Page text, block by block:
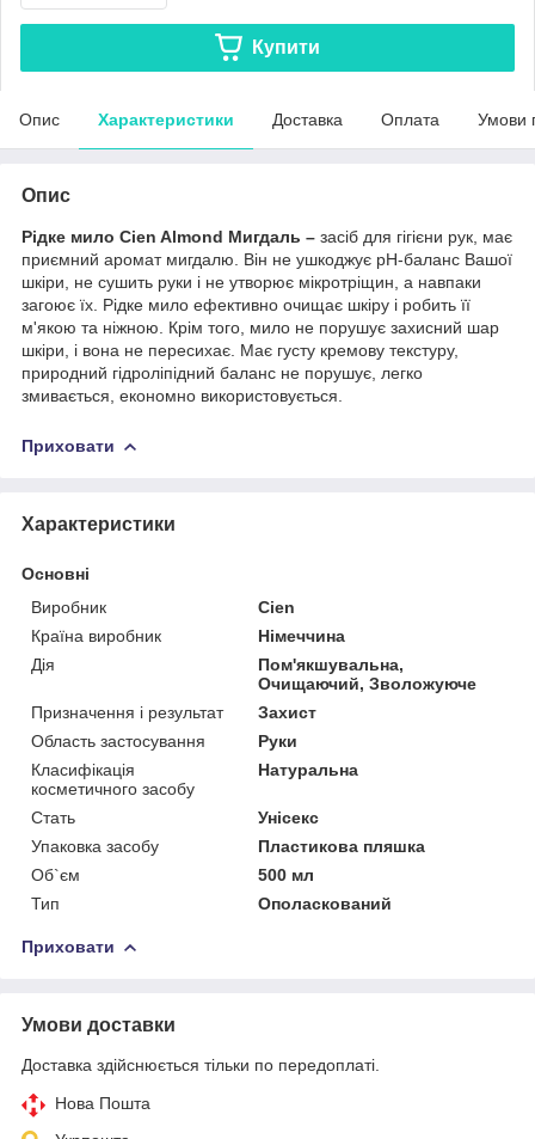
Купити
Опис Характеристики Доставка Оплата Умови
Опис
Рідке мило Cien Almond Мигдаль – засіб для гігієни рук, має
приємний аромат мигдалю. Він не ушкоджує pH-баланс Вашої
шкіри, не сушить руки і не утворює мікротріщин, а навпаки
загоює їх. Рідке мило ефективно очищає шкіру і робить її
м'якою та ніжною. Крім того, мило не порушує захисний шар
шкіри, і вона не пересихає. Має густу кремову текстуру,
природний гідроліпідний баланс не порушує, легко
змивається, економно використовується.
Приховати
Характеристики
Основні
Виробник
Cien
Країна виробник
Німеччина
Дія
Пом'якшувальна,
Очищаючий, Зволожуюче
Призначення і результат
Захист
Область застосування
Руки
Класифікація
косметичного засобу
Натуральна
Стать
Унісекс
Упаковка засобу
Пластикова пляшка
Об`єм
500 мл
Тип
Ополаскований
Приховати
Умови доставки
Доставка здійснюється тільки по передоплаті.
Нова Пошта